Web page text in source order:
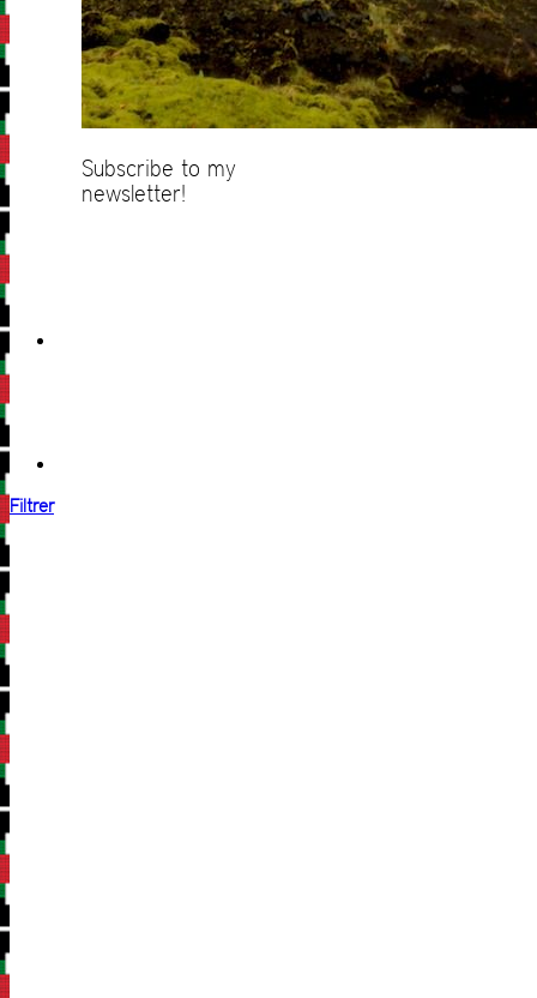
Subscribe to my
newsletter!
Filtrer